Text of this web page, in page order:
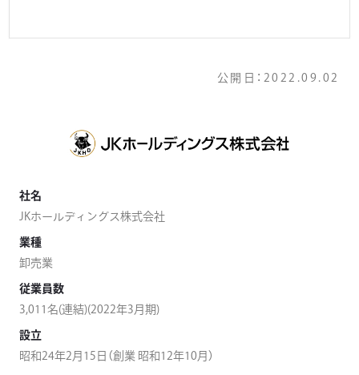
公開日： 2022.09.02
社名
JKホールディングス株式会社
業種
卸売業
従業員数
3,011名(連結)(2022年3月期)
設立
昭和24年2月15日（創業 昭和12年10月）